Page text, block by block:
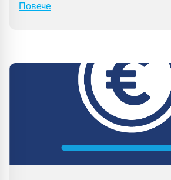
Повече